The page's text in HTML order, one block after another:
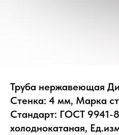
Труба нержавеющая
Стенка: 4 мм, Марка
Стандарт: ГОСТ 9941-
холоднокатаная,